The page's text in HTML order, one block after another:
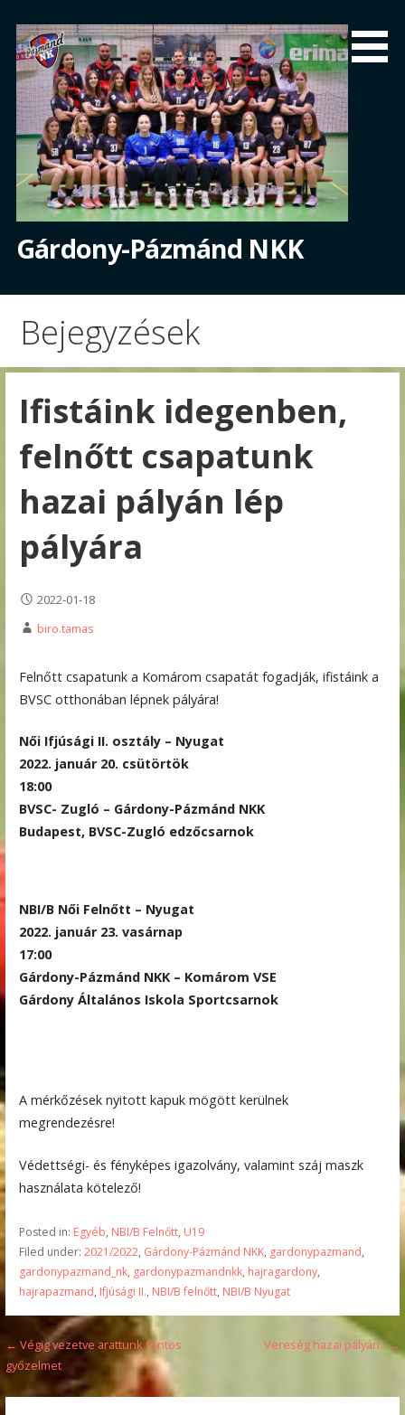
content
Gárdony-Pázmánd NKK
Bejegyzések
Ifistáink idegenben,
felnőtt csapatunk
hazai pályán lép
pályára
2022-01-18
biro.tamas
Felnőtt csapatunk a Komárom csapatát fogadják, ifistáink a
BVSC otthonában lépnek pályára!
Női Ifjúsági II. osztály – Nyugat
2022. január 20. csütörtök
18:00
BVSC- Zugló – Gárdony-Pázmánd NKK
Budapest, BVSC-Zugló edzőcsarnok
NBI/B Női Felnőtt – Nyugat
2022. január 23. vasárnap
17:00
Gárdony-Pázmánd NKK – Komárom VSE
Gárdony Általános Iskola Sportcsarnok
A mérkőzések nyitott kapuk mögött kerülnek
megrendezésre!
Védettségi- és fényképes igazolvány, valamint száj maszk
használata kötelező!
Posted in: Egyéb, NBI/B Felnőtt, U19
Filed under: 2021/2022, Gárdony-Pázmánd NKK, gardonypazmand,
gardonypazmand_nk, gardonypazmandnkk, hajragardony,
hajrapazmand, Ifjúsági II., NBI/B felnőtt, NBI/B Nyugat
Bejegyzés
navigáció
← Végig vezetve arattunk fontos
győzelmet
Vereség hazai pályán.. →